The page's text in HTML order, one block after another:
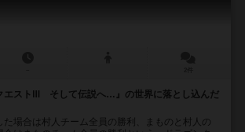
エストⅢ そして伝説へ…』の世界に落とし込んだ
た場合は村人チーム全員の勝利、まものと村人の